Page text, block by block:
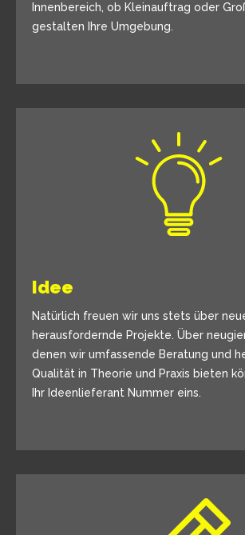
Innenbereich, ob Kleinauftrag oder
gestalten Ihre Umgebung.
Idee
Natürlich freuen wir uns stets über
herausfordernde Projekte. Über
denen wir umfassende Beratung und
Qualität in Theorie und Praxis bieten
Ihr Ideenlieferant Nummer eins.